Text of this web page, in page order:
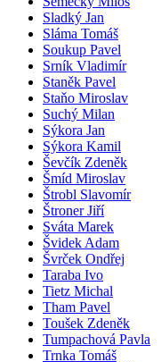
Sladký Jan
Sláma Tomáš
Soukup Pavel
Srník Vladimír
Staněk Pavel
Staňo Miroslav
Suchý Milan
Sýkora Jan
Sýkora Kamil
Ševčík Zdeněk
Šmíd Miroslav
Štrobl Slavomír
Štroner Jiří
Sváta Marek
Švidek Adam
Švrček Ondřej
Taraba Ivo
Tietz Michal
Tham Pavel
Toušek Zdeněk
Tumpachová Pavla
Trnka Tomáš